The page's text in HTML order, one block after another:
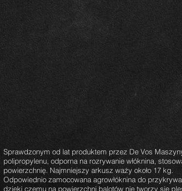
Sprawdzonym od lat produktem przez De Vos
polipropylenu, odporna na rozrywanie włóknina,
powierzchnię. Najmniejszy arkusz waży około 17 kg.
Odpowiednio zamocowana agrowłóknina do
dzięki czemu na powierzchni balotów nie tworzy się